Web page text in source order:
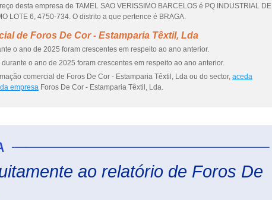
desta empresa de TAMEL SAO VERISSIMO BARCELOS é PQ INDUSTRIAL DE
LOTE 6, 4750-734. O distrito a que pertence é BRAGA.
de Foros De Cor - Estamparia Têxtil, Lda
o ano de 2025 foram crescentes em respeito ao ano anterior.
o ano de 2025 foram crescentes em respeito ao ano anterior.
comercial de Foros De Cor - Estamparia Têxtil, Lda ou do sector, aceda
empresa Foros De Cor - Estamparia Têxtil, Lda.
ao relatório de Foros De